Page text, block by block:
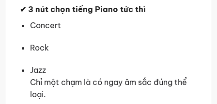
✔ 3 nút chọn tiếng Piano tức thì
Concert
Rock
Jazz
Chỉ một chạm là có ngay âm sắc đúng thể
loại.